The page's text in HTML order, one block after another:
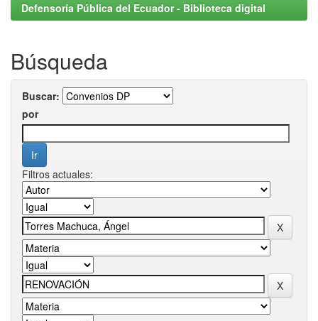
Defensoría Pública del Ecuador - Biblioteca digital
Búsqueda
Buscar:
por
Filtros actuales: